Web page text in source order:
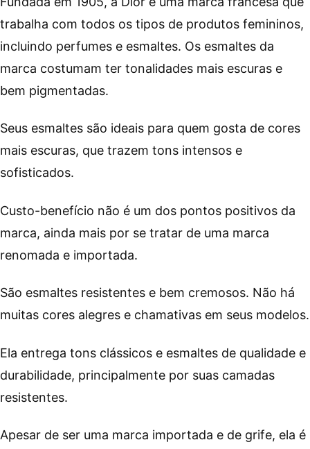
trabalha com todos os tipos de produtos femininos,
incluindo perfumes e esmaltes. Os esmaltes da
marca costumam ter tonalidades mais escuras e
bem pigmentadas.
Seus esmaltes são ideais para quem gosta de cores
mais escuras, que trazem tons intensos e
sofisticados.
Custo-benefício não é um dos pontos positivos da
marca, ainda mais por se tratar de uma marca
renomada e importada.
São esmaltes resistentes e bem cremosos. Não há
muitas cores alegres e chamativas em seus modelos.
Ela entrega tons clássicos e esmaltes de qualidade e
durabilidade, principalmente por suas camadas
resistentes.
Apesar de ser uma marca importada e de grife, ela é